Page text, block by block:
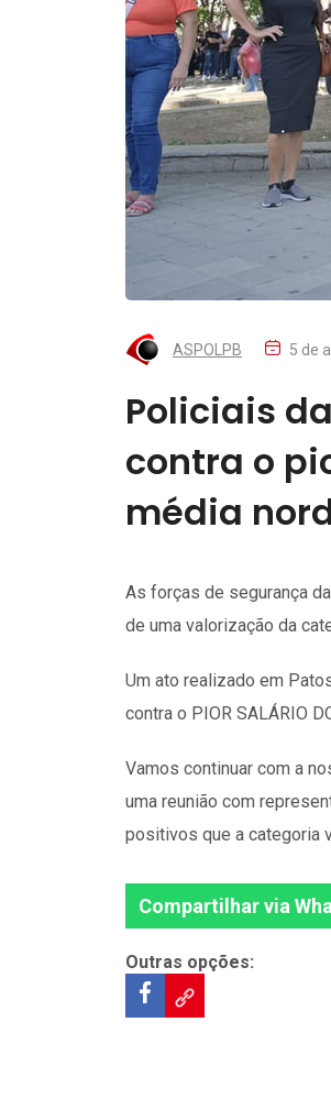
ASPOLPB 5 de
Policiais
contra o
média
As forças de segurança
de uma valorização da
Um ato realizado em
contra o PIOR SALÁRIO
Vamos continuar com a
uma reunião com
positivos que a categoria
Compartilhar via
Outras opções: